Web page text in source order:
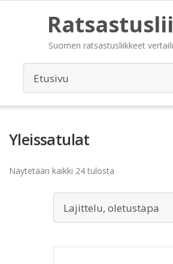
Suomen ratsastusliikkeet
Yleissatulat
Näytetään kaikki 24 tulosta